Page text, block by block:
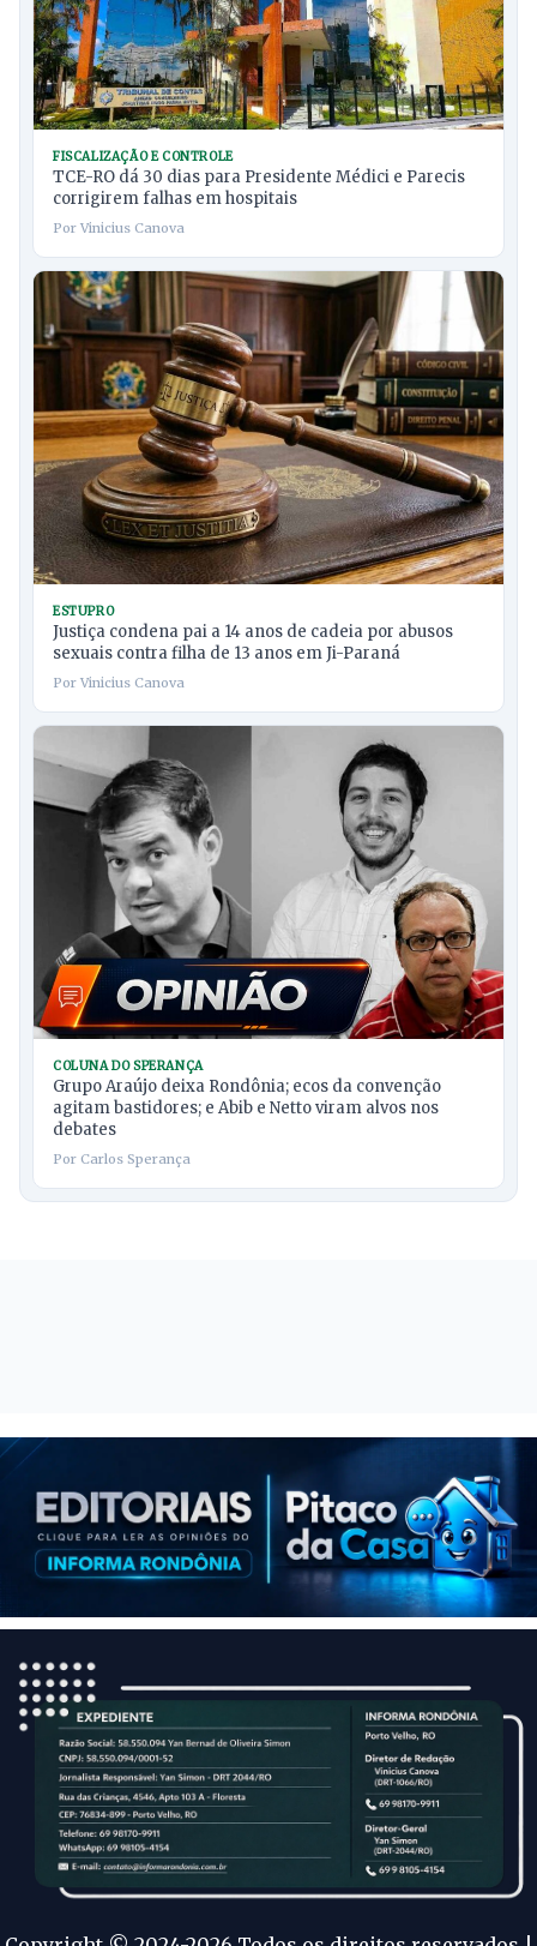
FISCALIZAÇÃO E CONTROLE
TCE-RO dá 30 dias para Presidente Médici e Parecis
corrigirem falhas em hospitais
Por Vinicius Canova
ESTUPRO
Justiça condena pai a 14 anos de cadeia por abusos
sexuais contra filha de 13 anos em Ji-Paraná
Por Vinicius Canova
COLUNA DO SPERANÇA
Grupo Araújo deixa Rondônia; ecos da convenção
agitam bastidores; e Abib e Netto viram alvos nos
debates
Por Carlos Sperança